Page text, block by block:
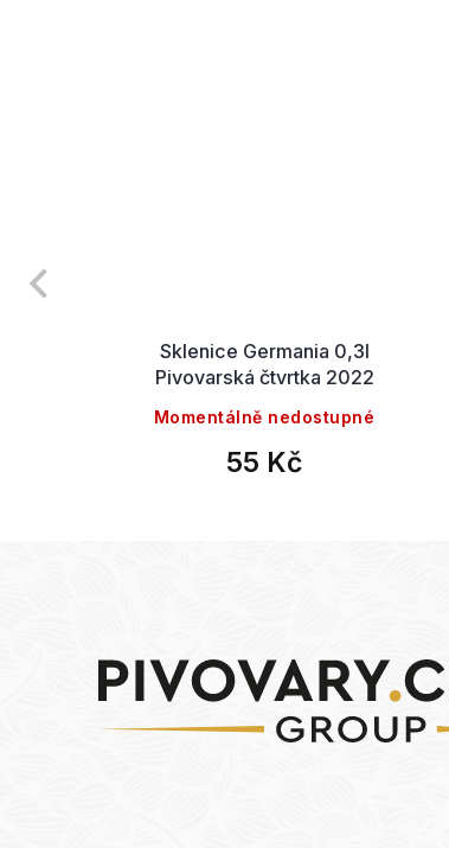
Sklenice Germania 0,3l
Pivovarská čtvrtka 2022
Momentálně nedostupné
55 Kč